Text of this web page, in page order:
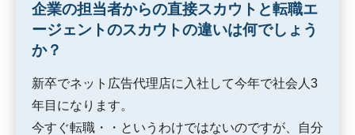
企業の担当者からの直接スカウトと転職エ
ージェントのスカウトの違いは何でしょう
か？
新卒でネット広告代理店に入社して今年で社会人3
年目になります。
今すぐ転職・・というわけではないのですが、自分